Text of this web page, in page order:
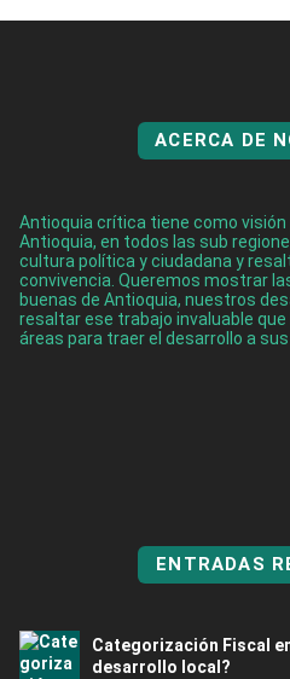
ACERCA DE
Antioquia crítica tiene como
Antioquia, en todos las sub
cultura política y ciudadana y
convivencia. Queremos mostrar
buenas de Antioquia, nuestros
resaltar ese trabajo invaluable
áreas para traer el desarrollo a
ENTRADAS
Categorización Fiscal
desarrollo local?